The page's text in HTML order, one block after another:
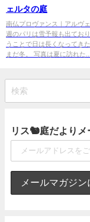
ェルタの庭
南仏プロヴァンス｜アルヴ
週のパリは雪予報も出てお
うことで日は長くなってき
まだ冬。 写真は夏に訪れた...
リス🐿庭だよりメ